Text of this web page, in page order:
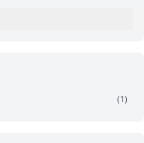
(1)